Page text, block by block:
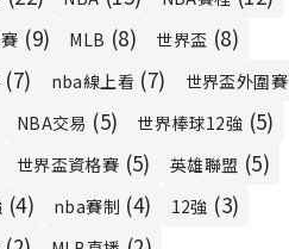
(9) MLB (8) 世界盃 (8)
(7) nba線上看(7) 世界盃外圍賽
NBA交易 (5) 世界棒球12強 (5)
世界盃資格賽 (5) 英雄聯盟 (5)
(4) nba賽制 (4) 12強 (3)